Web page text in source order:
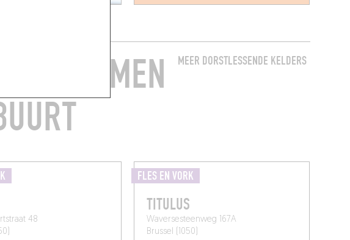
MEER DORSTLESSENDE KELDERS
TE NEMEN
48
FLES EN VORK
TITULUS
Waversesteenweg 167A
Brussel (1050)